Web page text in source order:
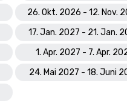
26. Okt. 2026 - 12. Nov.
17. Jan. 2027 - 21. Jan.
1. Apr. 2027 - 7. Apr.
24. Mai 2027 - 18. Juni